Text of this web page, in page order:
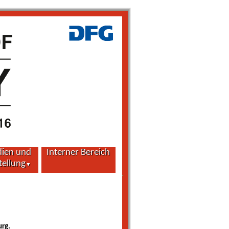
und
▼
Interner Bereich